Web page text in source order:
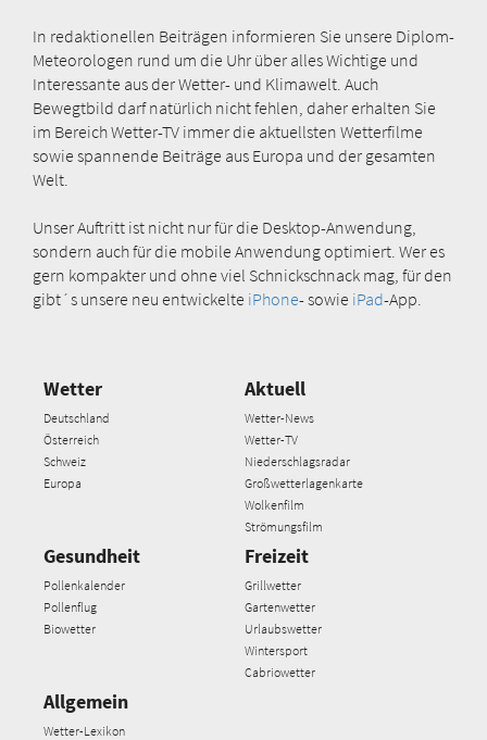
In redaktionellen Beiträgen informieren Sie unsere Diplom-
Meteorologen rund um die Uhr über alles Wichtige und
Interessante aus der Wetter- und Klimawelt. Auch
Bewegtbild darf natürlich nicht fehlen, daher erhalten Sie
im Bereich Wetter-TV immer die aktuellsten Wetterfilme
sowie spannende Beiträge aus Europa und der gesamten
Welt.
Unser Auftritt ist nicht nur für die Desktop-Anwendung,
sondern auch für die mobile Anwendung optimiert. Wer es
gern kompakter und ohne viel Schnickschnack mag, für den
gibt´s unsere neu entwickelte iPhone- sowie iPad-App.
Wetter
Deutschland
Österreich
Schweiz
Europa
Aktuell
Wetter-News
Wetter-TV
Niederschlagsradar
Großwetterlagenkarte
Wolkenfilm
Strömungsfilm
Gesundheit
Pollenkalender
Pollenflug
Biowetter
Freizeit
Grillwetter
Gartenwetter
Urlaubswetter
Wintersport
Cabriowetter
Allgemein
Wetter-Lexikon